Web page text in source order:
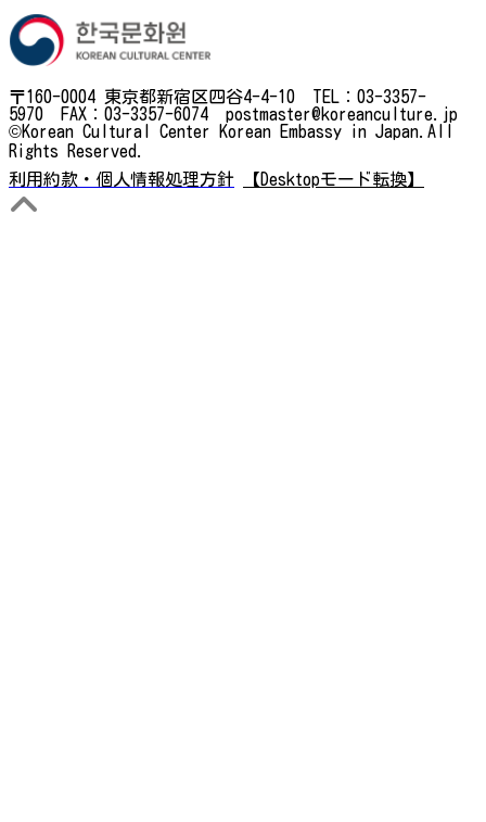
〒160-0004 東京都新宿区四谷4-4-10 TEL：03-3357-
5970 FAX：03-3357-6074 postmaster@koreanculture.jp
©Korean Cultural Center Korean Embassy in Japan.All
Rights Reserved.
利用約款・個人情報処理方針
【Desktopモード転換】